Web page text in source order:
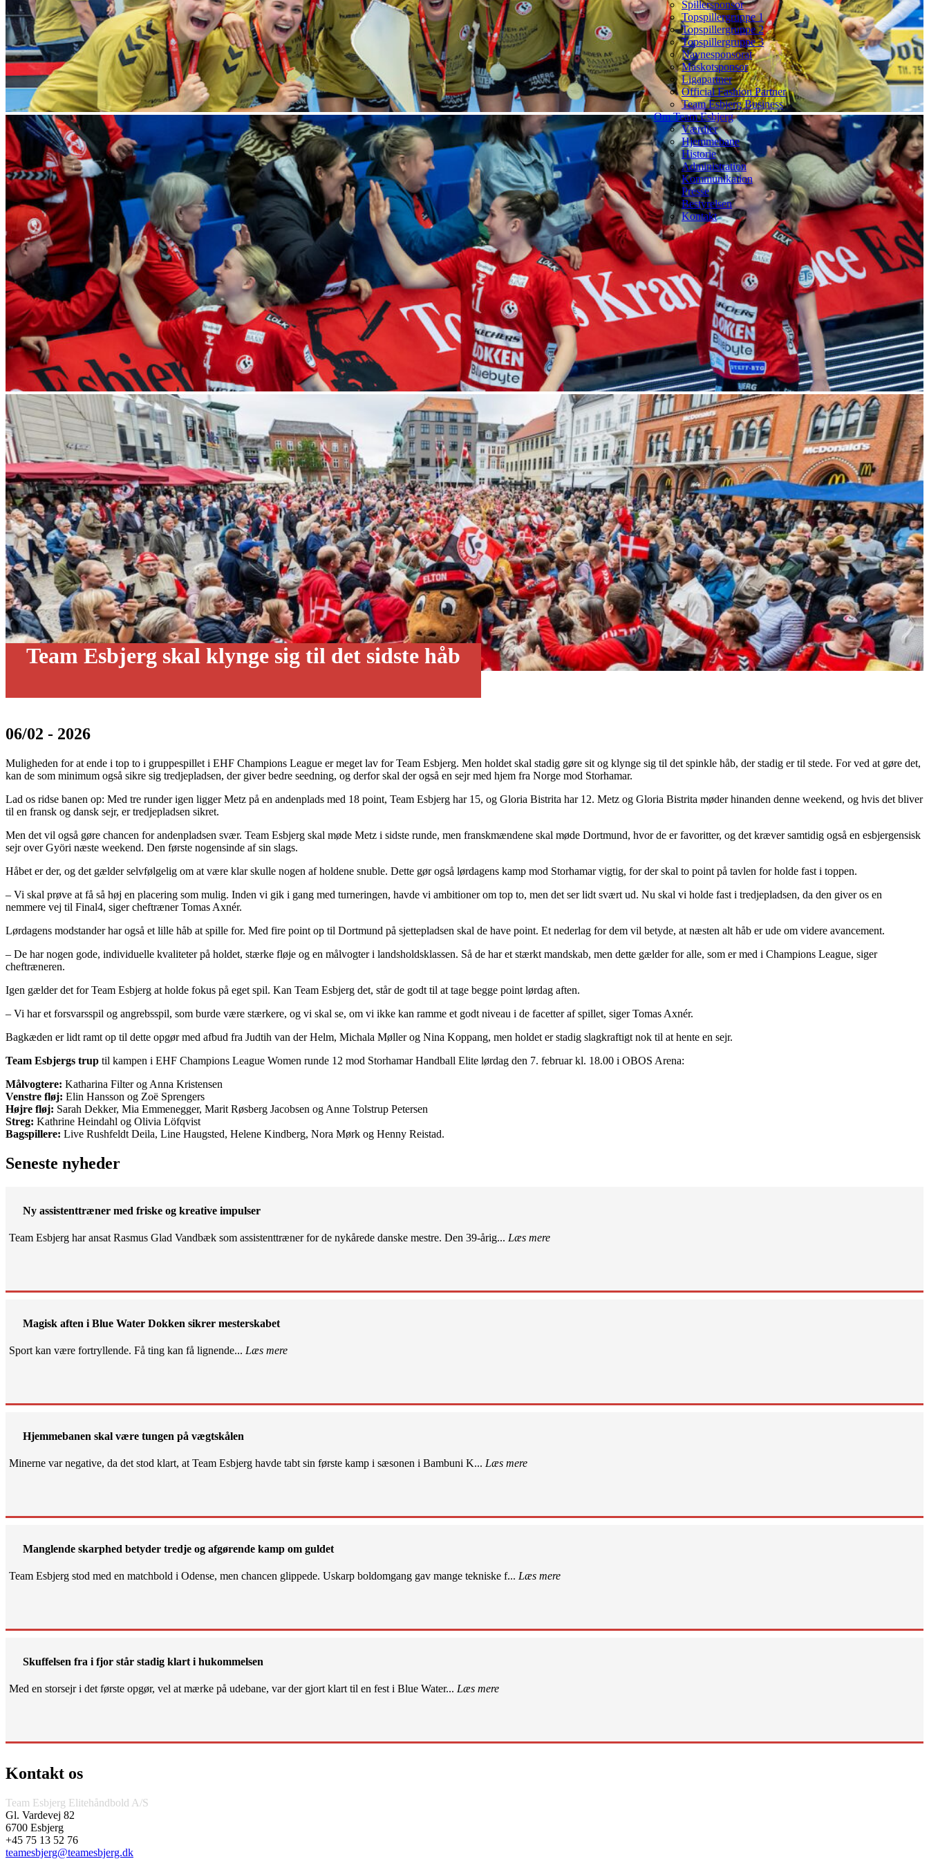
Spillersponsor
Topspillergruppe 1
Topspillergruppe 2
Topspillergruppe 3
Navnesponsorat
Maskotsponsor
Ligapartner
Official Fashion Partner
Team Esbjerg Business
Om Team Esbjerg
Værdier
Hjemmebane
Historie
Administration
Kommunikation
Presse
Bestyrelsen
Kontakt
Team Esbjerg skal klynge sig til det sidste håb
06/02 - 2026
Muligheden for at ende i top to i gruppespillet i EHF Champions League er meget lav for Team Esbjerg. Men holdet skal stadig gøre sit og klynge sig til det spinkle håb, der stadig er til stede. For ved at gøre det,
kan de som minimum også sikre sig tredjepladsen, der giver bedre seedning, og derfor skal der også en sejr med hjem fra Norge mod Storhamar.
Lad os ridse banen op: Med tre runder igen ligger Metz på en andenplads med 18 point, Team Esbjerg har 15, og Gloria Bistrita har 12. Metz og Gloria Bistrita møder hinanden denne weekend, og hvis det bliver
til en fransk og dansk sejr, er tredjepladsen sikret.
Men det vil også gøre chancen for andenpladsen svær. Team Esbjerg skal møde Metz i sidste runde, men franskmændene skal møde Dortmund, hvor de er favoritter, og det kræver samtidig også en esbjergensisk
sejr over Györi næste weekend. Den første nogensinde af sin slags.
Håbet er der, og det gælder selvfølgelig om at være klar skulle nogen af holdene snuble. Dette gør også lørdagens kamp mod Storhamar vigtig, for der skal to point på tavlen for holde fast i toppen.
– Vi skal prøve at få så høj en placering som mulig. Inden vi gik i gang med turneringen, havde vi ambitioner om top to, men det ser lidt svært ud. Nu skal vi holde fast i tredjepladsen, da den giver os en
nemmere vej til Final4, siger cheftræner Tomas Axnér.
Lørdagens modstander har også et lille håb at spille for. Med fire point op til Dortmund på sjettepladsen skal de have point. Et nederlag for dem vil betyde, at næsten alt håb er ude om videre avancement.
– De har nogen gode, individuelle kvaliteter på holdet, stærke fløje og en målvogter i landsholdsklassen. Så de har et stærkt mandskab, men dette gælder for alle, som er med i Champions League, siger
cheftræneren.
Igen gælder det for Team Esbjerg at holde fokus på eget spil. Kan Team Esbjerg det, står de godt til at tage begge point lørdag aften.
– Vi har et forsvarsspil og angrebsspil, som burde være stærkere, og vi skal se, om vi ikke kan ramme et godt niveau i de facetter af spillet, siger Tomas Axnér.
Bagkæden er lidt ramt op til dette opgør med afbud fra Judtih van der Helm, Michala Møller og Nina Koppang, men holdet er stadig slagkraftigt nok til at hente en sejr.
Team Esbjergs trup til kampen i EHF Champions League Women runde 12 mod Storhamar Handball Elite lørdag den 7. februar kl. 18.00 i OBOS Arena:
Målvogtere: Katharina Filter og Anna Kristensen
Venstre fløj: Elin Hansson og Zoë Sprengers
Højre fløj: Sarah Dekker, Mia Emmenegger, Marit Røsberg Jacobsen og Anne Tolstrup Petersen
Streg: Kathrine Heindahl og Olivia Löfqvist
Bagspillere: Live Rushfeldt Deila, Line Haugsted, Helene Kindberg, Nora Mørk og Henny Reistad.
Seneste nyheder
Ny assistenttræner med friske og kreative impulser
Team Esbjerg har ansat Rasmus Glad Vandbæk som assistenttræner for de nykårede danske mestre. Den 39-årig... Læs mere
Magisk aften i Blue Water Dokken sikrer mesterskabet
Sport kan være fortryllende. Få ting kan få lignende... Læs mere
Hjemmebanen skal være tungen på vægtskålen
Minerne var negative, da det stod klart, at Team Esbjerg havde tabt sin første kamp i sæsonen i Bambuni K... Læs mere
Manglende skarphed betyder tredje og afgørende kamp om guldet
Team Esbjerg stod med en matchbold i Odense, men chancen glippede. Uskarp boldomgang gav mange tekniske f... Læs mere
Skuffelsen fra i fjor står stadig klart i hukommelsen
Med en storsejr i det første opgør, vel at mærke på udebane, var der gjort klart til en fest i Blue Water... Læs mere
Kontakt os
Team Esbjerg Elitehåndbold A/S
Gl. Vardevej 82
6700 Esbjerg
+45 75 13 52 76
teamesbjerg@teamesbjerg.dk